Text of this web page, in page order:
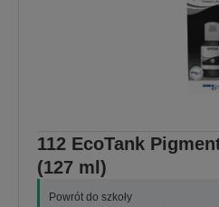
112 EcoTank
(127 ml)
Powrót do szkoły